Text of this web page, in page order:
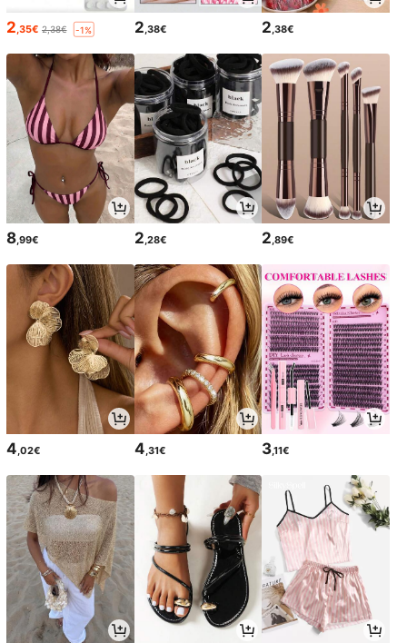
2 ,35€ 2,38€ -1% 2 ,38€ 2 ,38€
8,99€ 2,28€ 2,89€
4,02€ 4,31€ 3,11€